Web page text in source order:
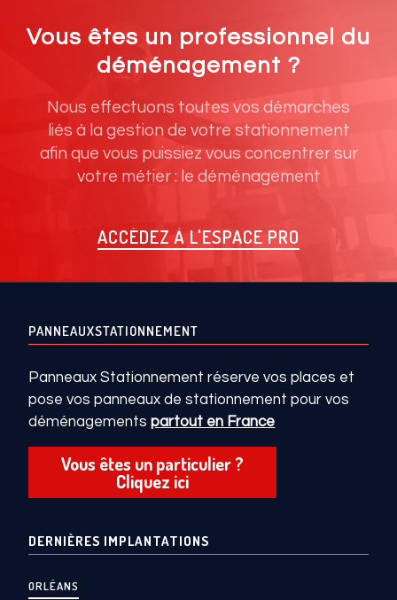
Vous êtes un professionnel du
déménagement ?
Nous effectuons toutes vos démarches
liés à la gestion de votre stationnement
afin que vous puissiez vous concentrer sur
votre métier : le déménagement
ACCÉDEZ À L'ESPACE PRO
PANNEAUXSTATIONNEMENT
Panneaux Stationnement réserve vos places et
pose vos panneaux de stationnement pour vos
déménagementspartout en France
Vous êtes un particulier ?
Cliquez ici
DERNIÈRES IMPLANTATIONS
ORLÉANS